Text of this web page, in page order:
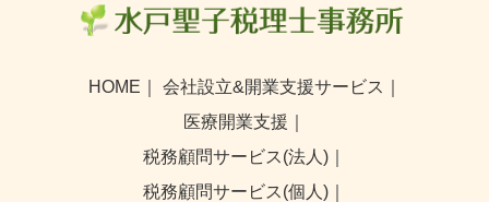
HOME 会社設立&開業支援サービス
医療開業支援
税務顧問サービス(法人)
税務顧問サービス(個人)